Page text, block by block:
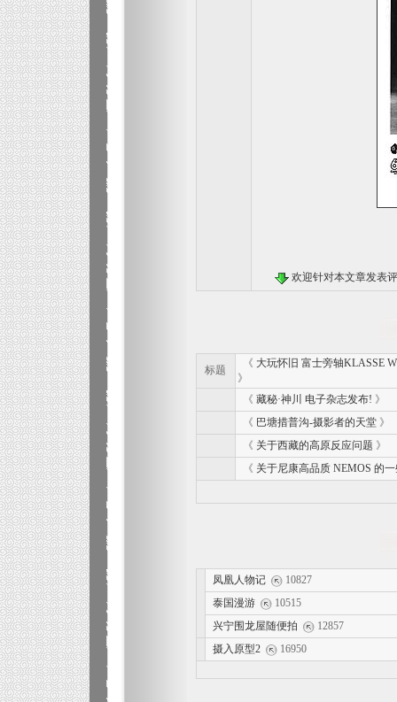
欢迎针对本文章发表
标题
《 大玩怀旧 富士旁轴KLASSE
》
《 藏秘·神川 电子杂志发布! 》
《 巴塘措普沟-摄影者的天堂》
《 关于西藏的高原反应问题 》
《 关于尼康高品质 NEMOS 的
凤凰人物记
10827
泰国漫游
10515
兴宁围龙屋随便拍
12857
摄入原型2
16950